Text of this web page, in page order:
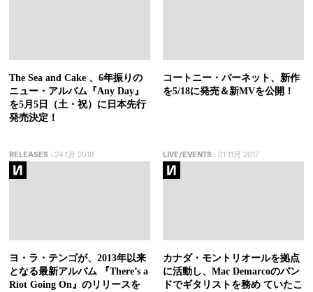
The Sea and Cake 、6年振りの
ニュー・アルバム『Any Day』
を5月5日（土・祝）に日本先行
発売決定！
コートニー・バーネット、新作
を5/18に発売＆新MVを公開！
RELEASES : 24 1月 2018
ヨ・ラ・テンゴが、2013年以来
となる最新アルバム 『There’s a
Riot Going On』のリリースを
LIVE/EVENTS:01 11月 2017
カナダ・モントリオールを拠点
に活動し、Mac Demarcoのバン
ドでギタリストを務め ていたこ